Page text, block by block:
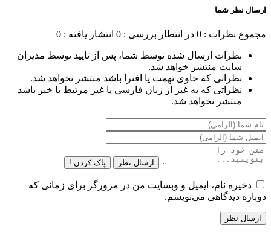
ارسال نظر شما
مجموع نظرات : 0 در انتظار بررسی : 0 انتشار یافته : 0
نظرات ارسال شده توسط شما، پس از تایید توسط مدیران
سایت منتشر خواهد شد.
نظراتی که حاوی تهمت یا افترا باشد منتشر نخواهد شد.
نظراتی که به غیر از زبان فارسی یا غیر مرتبط با خبر باشد
منتشر نخواهد شد.
ارسال نظر پاک کردن !
ذخیره نام، ایمیل و وبسایت من در مرورگر برای زمانی که
دوباره دیدگاهی می‌نویسم.